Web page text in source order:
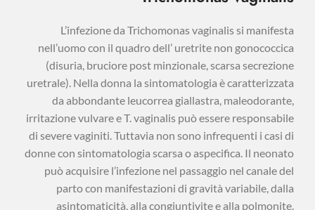
L’infezione da Trichomonas vaginalis si manifesta
nell’uomo con il quadro dell’ uretrite non gonococcica
(disuria, bruciore post minzionale, scarsa secrezione
uretrale). Nella donna la sintomatologia è caratterizzata
da abbondante leucorrea giallastra, maleodorante,
irritazione vulvare e T. vaginalis può essere responsabile
di severe vaginiti. Tuttavia non sono infrequenti i casi di
donne con sintomatologia scarsa o aspecifica. Il neonato
può acquisire l’infezione nel passaggio nel canale del
parto con manifestazioni di gravità variabile, dalla
asintomaticità, alla congiuntivite e alla polmonite.